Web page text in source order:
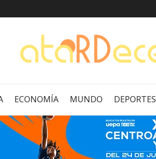
ECONOMÍA MUNDO DEPORTES